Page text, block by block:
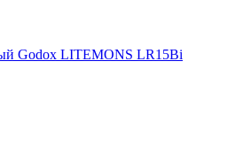
Godox LITEMONS LR15Bi